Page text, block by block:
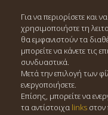
Για να περιορίσετε και
χρησιμοποιήστε τη
θα εμφανιστούν τα
μπορείτε να κάνετε τις
συνδυαστικά.
Μετά την επιλογή των
ενεργοποιήσετε.
Επίσης, μπορείτε να
τα αντίστοιχα links στον